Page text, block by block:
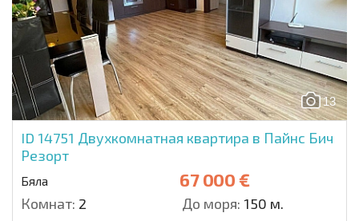
13
ID 14751 Двухкомнатная квартира в Пайнс Бич
Резорт
Бяла 67 000 €
Комнат: 2 До моря: 150 м.